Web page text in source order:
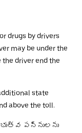
drugs by drivers
may be under the
driver end the
state
above the toll.
పన్నులను